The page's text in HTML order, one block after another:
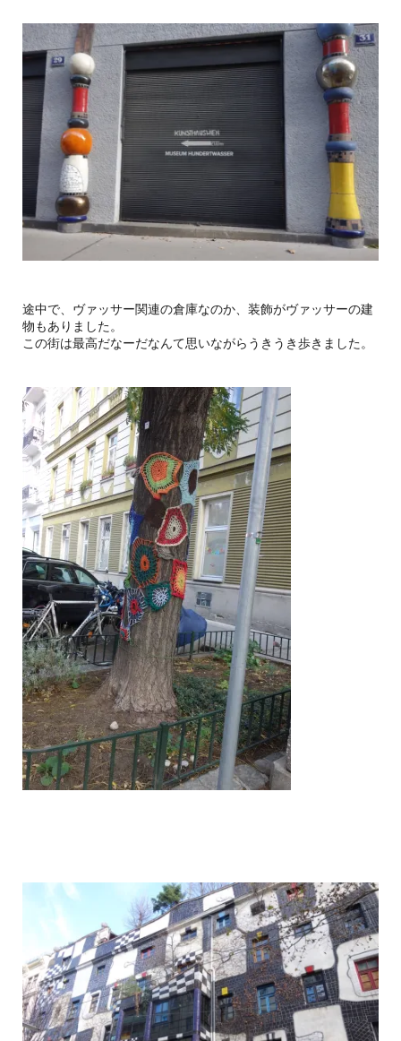
途中で、ヴァッサー関連の倉庫なのか、装飾がヴァッサーの建
物もありました。
この街は最高だなーだなんて思いながらうきうき歩きました。